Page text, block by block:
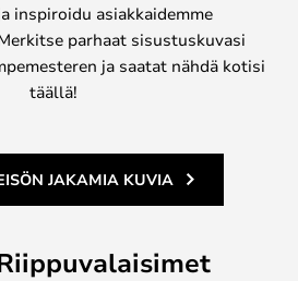
inspiroidu asiakkaidemme
parhaat sisustuskuvasi
ja saatat nähdä kotisi
täällä!
JAKAMIA KUVIA